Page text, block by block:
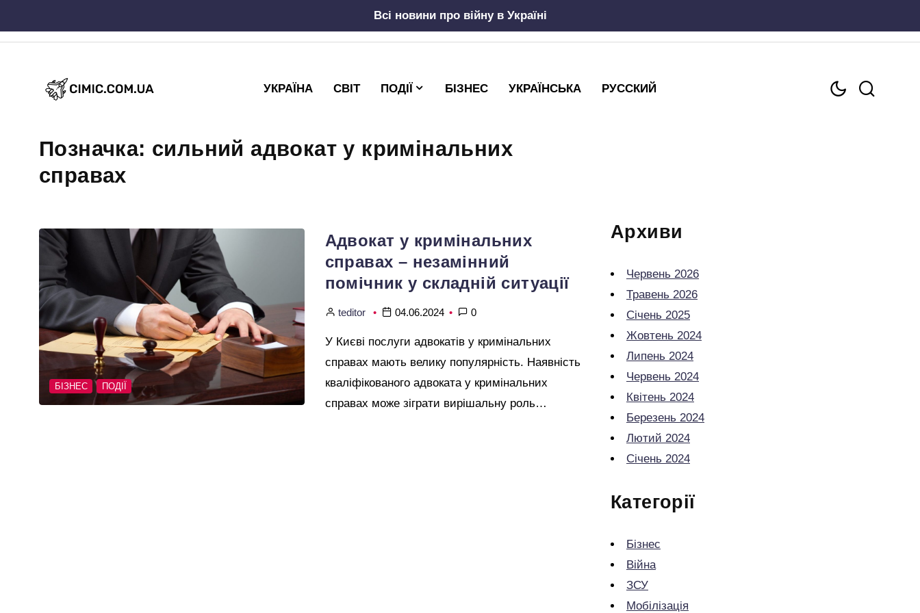
to
Всі новини про війну в Україні
УКРАЇНА СВІТ ПОДІЇ БІЗНЕС УКРАЇНСЬКА РУССКИЙ
Позначка: сильний адвокат у кримінальних
справах
БІЗНЕС ПОДІЇ
Адвокат у кримінальних
справах – незамінний
помічник у складній ситуації
teditor 04.06.2024 0
У Києві послуги адвокатів у кримінальних
справах мають велику популярність. Наявність
кваліфікованого адвоката у кримінальних
справах може зіграти вирішальну роль…
Архиви
Червень 2026
Травень 2026
Січень 2025
Жовтень 2024
Липень 2024
Червень 2024
Квітень 2024
Березень 2024
Лютий 2024
Січень 2024
Категорії
Бізнес
Війна
ЗСУ
Мобілізація